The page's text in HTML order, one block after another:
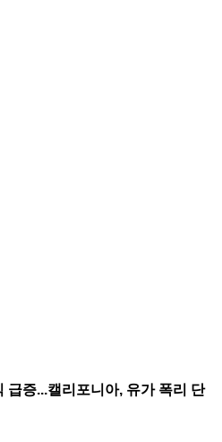
급증...캘리포니아, 유가 폭리 단